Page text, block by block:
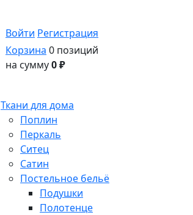
Войти Регистрация
Корзина 0 позиций
на сумму0 ₽
Ткани для дома
Поплин
Перкаль
Ситец
Сатин
Постельное бельё
Подушки
Полотенце